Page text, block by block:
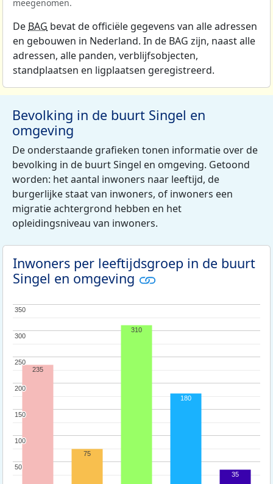
meegenomen.
De BAG bevat de officiële gegevens van alle adressen
en gebouwen in Nederland. In de BAG zijn, naast alle
adressen, alle panden, verblijfsobjecten,
standplaatsen en ligplaatsen geregistreerd.
Bevolking in de buurt Singel en
omgeving
De onderstaande grafieken tonen informatie over de
bevolking in de buurt Singel en omgeving. Getoond
worden: het aantal inwoners naar leeftijd, de
burgerlijke staat van inwoners, of inwoners een
migratie achtergrond hebben en het
opleidingsniveau van inwoners.
Inwoners per leeftijdsgroep in de buurt
Singel en omgeving
50
50
100
100
150
150
200
200
250
250
300
300
350
350
235
75
310
180
35